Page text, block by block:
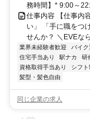
務時間】* 9:00～
仕事内容 【仕事内
い」 「手に職をつ
せんか？ ＼EVEな
業界未経験者歓迎 バイ
住宅手当あり
駅ナカ 研
資格取得手当あり
シフト
髪型・髪色自由
同じ企業の求人